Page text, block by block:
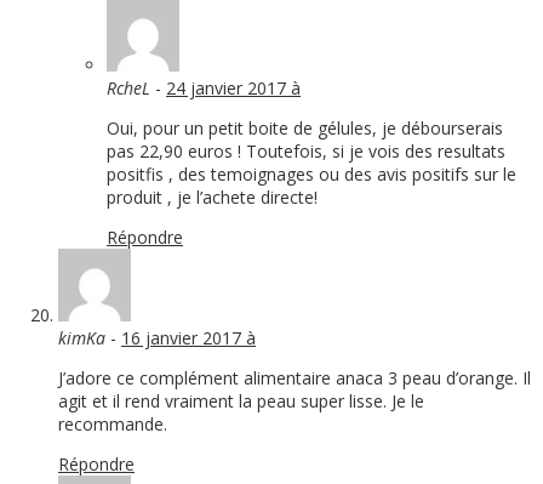
RcheL - 24 janvier 2017 à
Oui, pour un petit boite de gélules, je débourserais
pas 22,90 euros ! Toutefois, si je vois des resultats
positfis , des temoignages ou des avis positifs sur le
produit , je l’achete directe!
Répondre
kimKa - 16 janvier 2017 à
J’adore ce complément alimentaire anaca 3 peau d’orange. Il
agit et il rend vraiment la peau super lisse. Je le
recommande.
Répondre